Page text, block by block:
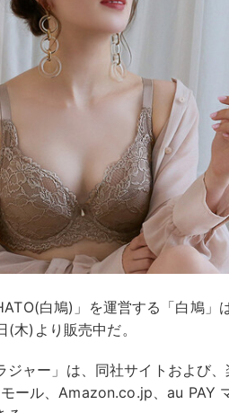
白鳩)」を運営する「白鳩」
木)より販売中だ。
ジャー」は、同社サイトおよび
ール、Amazon.co.jp、au PAY